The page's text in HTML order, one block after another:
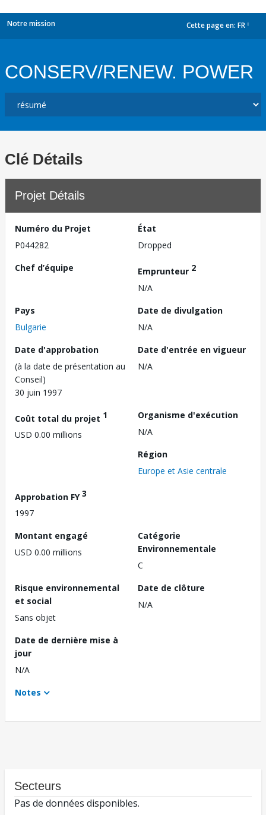
Notre mission Cette page en: FR
CONSERV/RENEW. POWER
Clé Détails
Projet Détails
Numéro du Projet
P044282
État
Dropped
Chef d’équipe
Emprunteur 2
N/A
Pays
Bulgarie
Date de divulgation
N/A
Date d'approbation
(à la date de présentation au
Conseil)
30 juin 1997
Date d'entrée en vigueur
N/A
Coût total du projet 1
USD 0.00 millions
Organisme d'exécution
N/A
Région
Europe et Asie centrale
Approbation FY3
1997
Montant engagé
USD 0.00 millions
Catégorie
Environnementale
C
Risque environnemental
et social
Sans objet
Date de clôture
N/A
Date de dernière mise à
jour
N/A
Notes
Secteurs
Pas de données disponibles.